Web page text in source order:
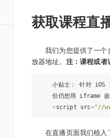
获取课程直
我们为您提供了一个
放器地址。 注：课程或者
小贴士： 针对 iOS
但仍想用 iframe 嵌
<script src="//
在直播页面我们植入了